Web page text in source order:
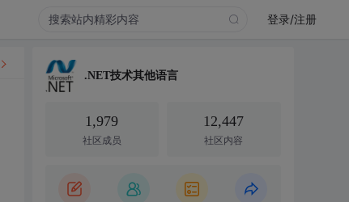
登录/注册
.NET技术其他语言
1,979
社区成员
12,447
社区内容